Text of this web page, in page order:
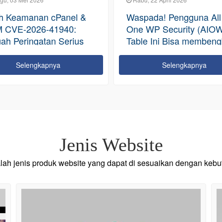
Pengguna All In
Security (AIOWPS),
Ini Bisa membengkak
Ratusan GB
Selengkapnya
Peretasan cPanel 2026:
Mimpi Buruk Zero-Day
2026-41940 - 70 Juta
Domain Terancam
Selengkapnya
Jenis Website
jenis produk website yang dapat di sesuaikan dengan